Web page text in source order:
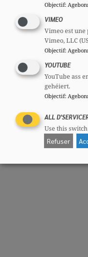
Objectif:
VIMEO
Vimeo est une
Vimeo, LLC
Objectif:
YOUTUBE
YouTube ass
gehéiert.
Objectif:
ALL
Use this
Refuser